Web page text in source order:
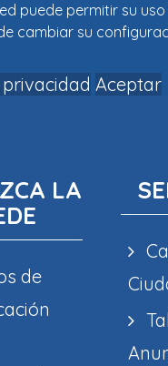
puede permitir su
cambiar su
Aceptar
LA
de